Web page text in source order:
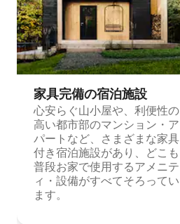
家具完備の宿⁠泊⁠施⁠設
心安らぐ山小屋や、利便性の
高い都市部のマンション・ア
パートなど、さまざまな家具
付き宿泊施設があり、どこも
普段お家で使用するアメニテ
ィ・設備がすべてそろってい
ます。